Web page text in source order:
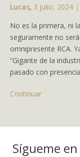
Lucas, 3 julio, 2024 |
No es la primera, ni
seguramente no
omnipresente RCA.
“Gigante de la
pasado con
Continuar
Sígueme